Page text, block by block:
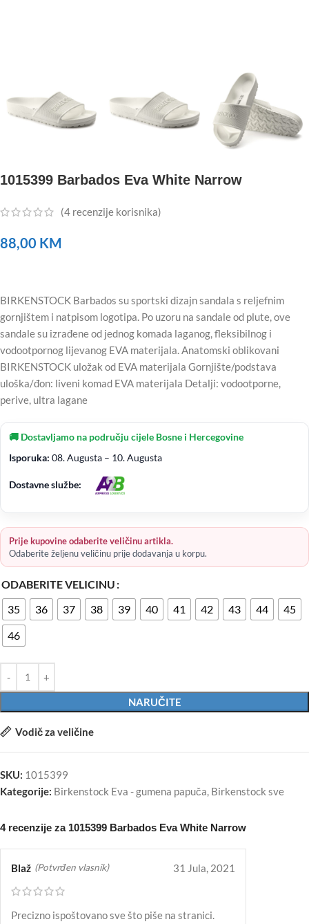
1015399 Barbados Eva White Narrow
(4 recenzije korisnika)
88,00 KM
BIRKENSTOCK Barbados su sportski dizajn sandala s reljefnim
gornjištem i natpisom logotipa. Po uzoru na sandale od plute, ove
sandale su izrađene od jednog komada laganog, fleksibilnog i
vodootpornog lijevanog EVA materijala. Anatomski oblikovani
BIRKENSTOCK uložak od EVA materijala Gornjište/podstava
uloška/đon: liveni komad EVA materijala Detalji: vodootporne,
perive, ultra lagane
🚚 Dostavljamo na području cijele Bosne i Hercegovine
Isporuka: 08. Augusta – 10. Augusta
Dostavne službe:
Prije kupovine odaberite veličinu artikla.
Odaberite željenu veličinu prije dodavanja u korpu.
ODABERITE VELICINU
35
36 37 38 39 40 41 42 43 44
45
46
NARUČITE
Vodič za veličine
SKU: 1015399
Kategorije: Birkenstock Eva - gumena papuča Birkenstock sve
4 recenzije za 1015399 Barbados Eva White Narrow
Blaž (Potvrđen vlasnik) 31 Jula, 2021
Precizno ispoštovano sve što piše na stranici.